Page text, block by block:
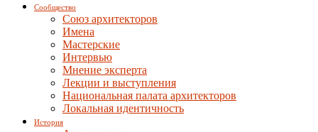
Сообщество
Союз архитекторов
Имена
Мастерские
Интервью
Мнение эксперта
Лекции и выступления
Национальная палата архитекторов
Локальная идентичность
История